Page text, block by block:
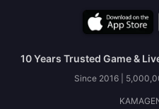
10 Years Trusted Game &
Since 2016 |